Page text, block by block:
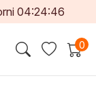
04:24:44
0